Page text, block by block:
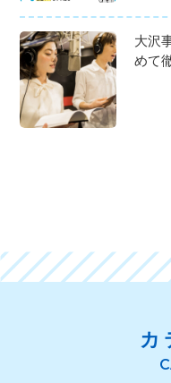
大沢
めて
カ